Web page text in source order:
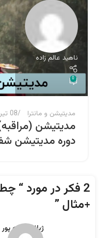
ناهید عالم زاده
0
مدیتیشن و مانترا 08 تیر 1405
مدیتیشن
دوره مدیتیشن
2 فکر در مورد “
+مثال ”
ژیلا عباداله پور